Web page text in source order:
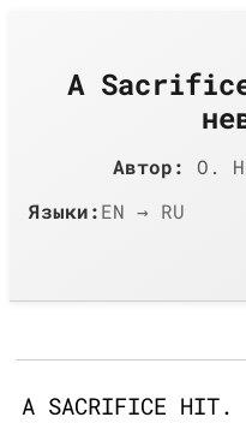
A
Автор:
O.
Языки:EN → RU
A SACRIFICE HIT.